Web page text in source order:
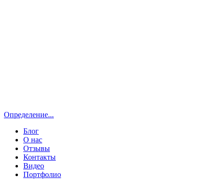
Определение...
Блог
О нас
Отзывы
Контакты
Видео
Портфолио